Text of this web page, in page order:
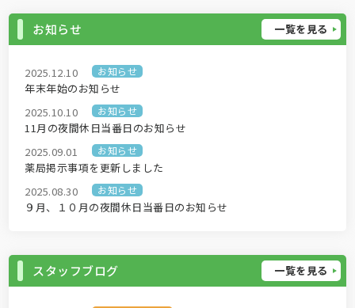
お知らせ 一覧を見る
2025.12.10 お知らせ
年末年始のお知らせ
2025.10.10
お知らせ
11月の夜間休日当番日のお知らせ
2025.09.01
お知らせ
薬局掲示事項を更新しました
2025.08.30
お知らせ
９月、１０月の夜間休日当番日のお知らせ
スタッフブログ 一覧を見る